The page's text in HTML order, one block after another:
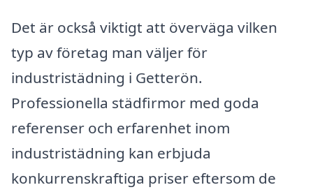
Det är också viktigt att överväga vilken
typ av företag man väljer för
industristädning i Getterön.
Professionella städfirmor med goda
referenser och erfarenhet inom
industristädning kan erbjuda
konkurrenskraftiga priser eftersom de